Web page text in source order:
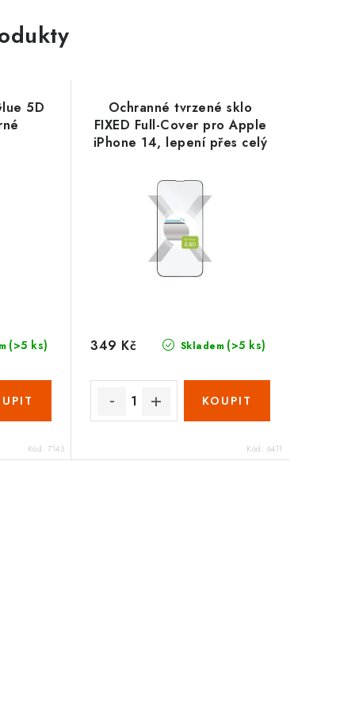
5D
(>5 ks)
Kód:7143
Ochranné tvrzené sklo
FIXED Full-Cover pro Apple
iPhone 14, lepení přes celý
Skladem (>5 ks)
349 Kč
Kód: 6411